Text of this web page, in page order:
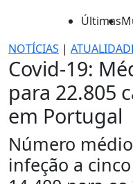
Últimas
NOTÍCIAS |
Covid-19:
para 22.805
em Portugal
Número
infeção a